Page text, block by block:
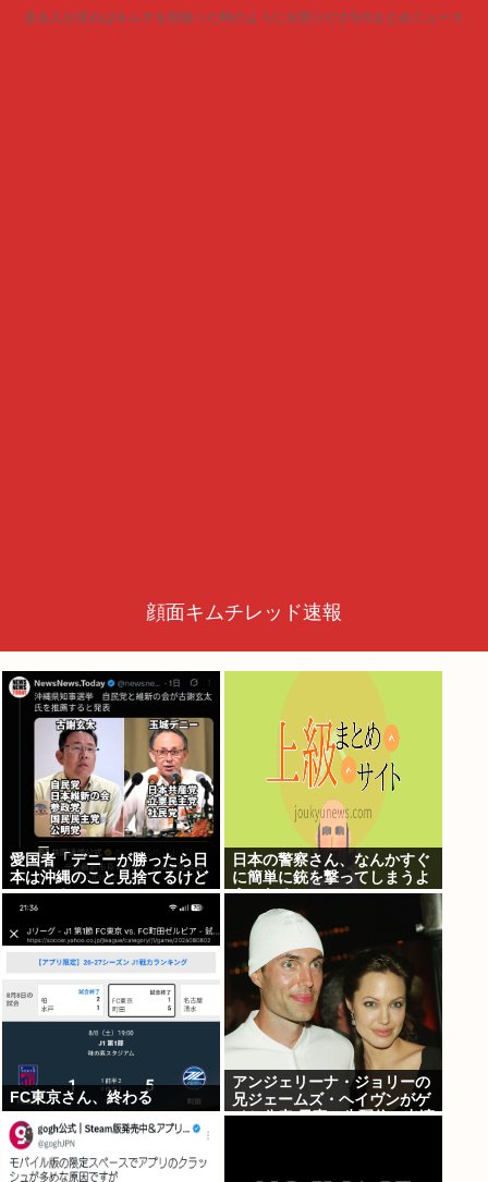
見る人が見ればキムチを頬張った時のように火照りだす5chまとめニュース
顔面キムチレッド速報
愛国者「デニーが勝ったら日
本は沖縄のこと見捨てるけど
いいの？」
日本の警察さん、なんかすぐ
に簡単に銃を撃ってしまうよ
うになる…
FC東京さん、終わる
アンジェリーナ・ジョリーの
兄ジェームズ・ヘイヴンがゲ
イと公表 元妻の生配信に出演